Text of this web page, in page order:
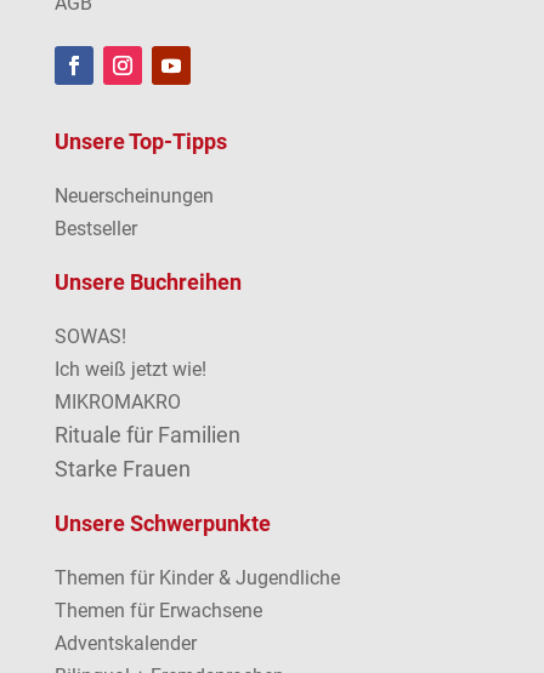
Unsere Top-Tipps
Neuerscheinungen
Bestseller
Unsere Buchreihen
SOWAS!
Ich weiß jetzt wie!
MIKROMAKRO
Rituale für Familien
Starke Frauen
Unsere Schwerpunkte
Themen für Kinder & Jugendliche
Themen für Erwachsene
Adventskalender